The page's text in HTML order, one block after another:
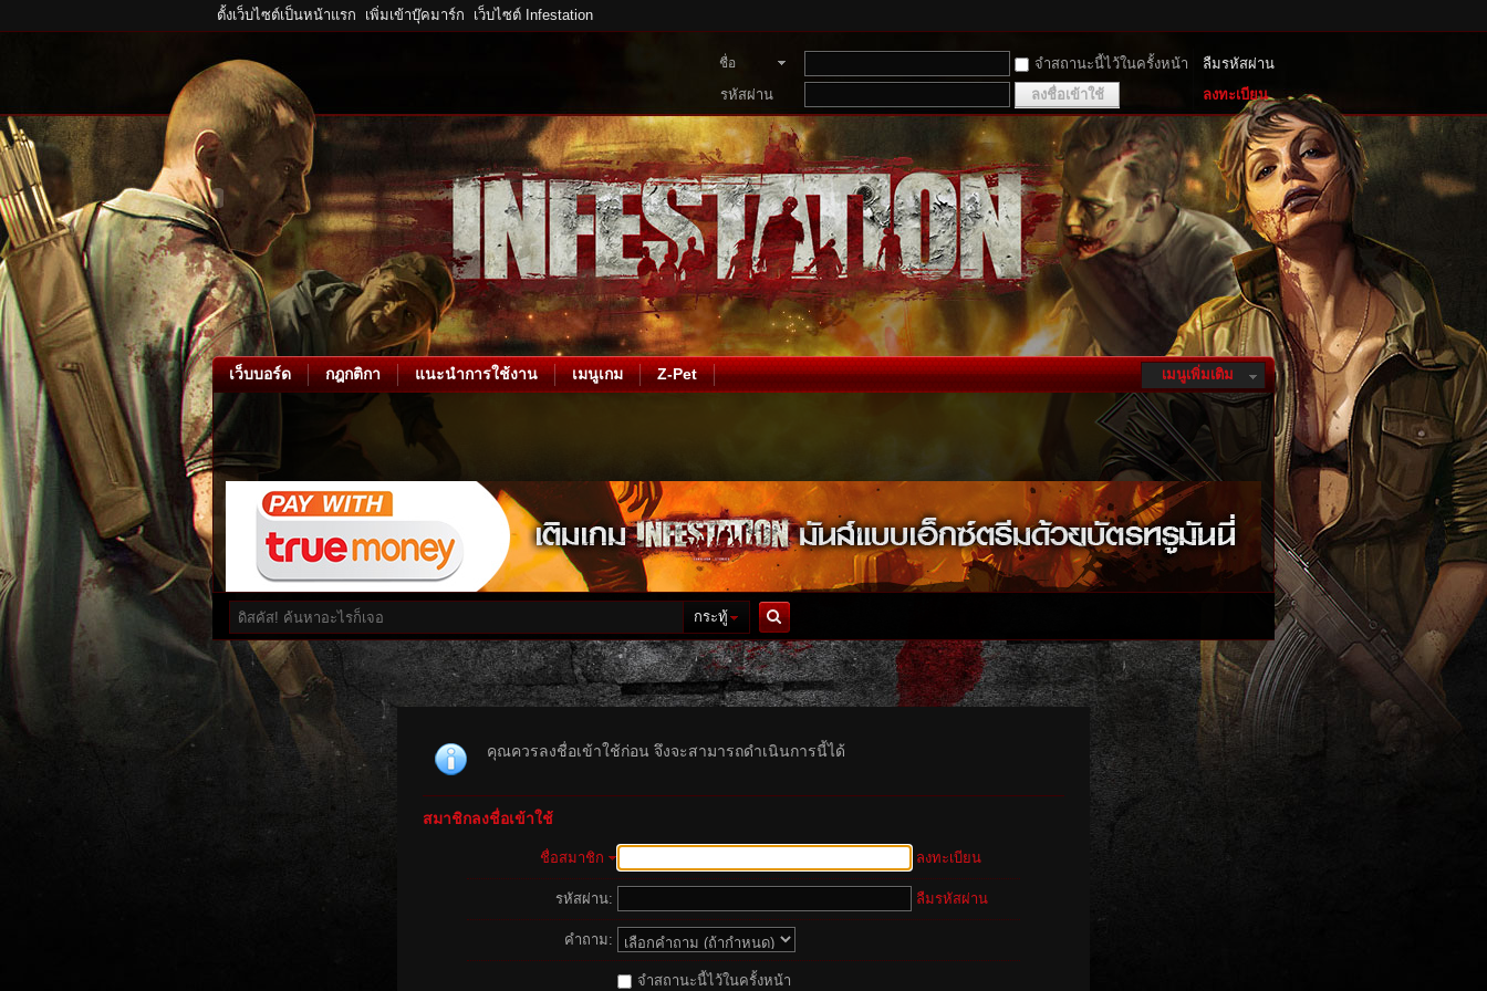
ตั้งเว็บไซต์เป็นหน้าแรก เพิ่มเข้าบุ๊คมาร์ก เว็บไซต์ Infestation
ชื่อ
สมาชิก
จำสถานะนี้ไว้ในครั้งหน้า
ลืมรหัสผ่าน
รหัสผ่าน
ลงชื่อเข้าใช้ ลงทะเบียน
เมนูเพิ่มเติม
เว็บบอร์ด กฎกติกา แนะนำการใช้งาน เมนูเกม Z-Pet
กระทู้
ค้นหา
คุณควรลงชื่อเข้าใช้ก่อน จึงจะสามารถดำเนินการนี้ได้
สมาชิกลงชื่อเข้าใช้
ชื่อสมาชิก ลงทะเบียน
รหัสผ่าน: ลืมรหัสผ่าน
คำถาม:
จำสถานะนี้ไว้ในครั้งหน้า